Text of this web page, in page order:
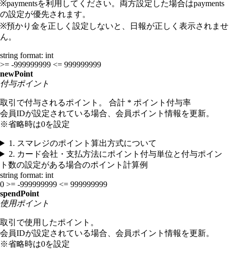
※paymentsを利用してください。両方設定した場合はpayments
の設定が優先されます。
※預かり金を正しく設定しないと、日報が正しく表示されませ
ん。
string format: int
>= -999999999 <= 999999999
newPoint
付与ポイント
取引で付与されるポイント。 合計 * ポイント付与率
会員IDが設定されている場合、会員ポイント情報を更新。
※省略時は0を設定
1. スマレジのポイント算出方式について
2. カード会社・支払方法にポイント付与単位と付与ポイン
ト数の設定がある場合のポイント計算例
string format: int
0 >= -999999999 <= 999999999
spendPoint
使用ポイント
取引で使用したポイント。
会員IDが設定されている場合、会員ポイント情報を更新。
※省略時は0を設定